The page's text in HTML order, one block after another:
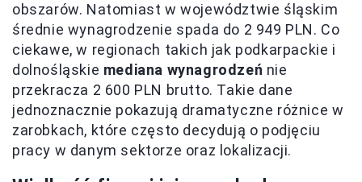
obszarów. Natomiast w województwie śląskim
średnie wynagrodzenie spada do 2 949 PLN. Co
ciekawe, w regionach takich jak podkarpackie i
dolnośląskie mediana wynagrodzeń nie
przekracza 2 600 PLN brutto. Takie dane
jednoznacznie pokazują dramatyczne różnice w
zarobkach, które często decydują o podjęciu
pracy w danym sektorze oraz lokalizacji.